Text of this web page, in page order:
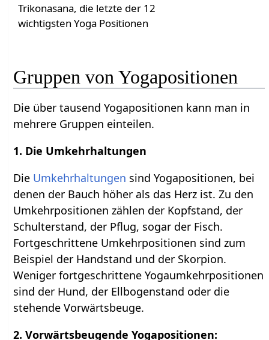
Trikonasana, die letzte der 12
wichtigsten Yoga Positionen
Gruppen von Yogapositionen
Die über tausend Yogapositionen kann man in
mehrere Gruppen einteilen.
1. Die Umkehrhaltungen
Die Umkehrhaltungen sind Yogapositionen, bei
denen der Bauch höher als das Herz ist. Zu den
Umkehrpositionen zählen der Kopfstand, der
Schulterstand, der Pflug, sogar der Fisch.
Fortgeschrittene Umkehrpositionen sind zum
Beispiel der Handstand und der Skorpion.
Weniger fortgeschrittene Yogaumkehrpositionen
sind der Hund, der Ellbogenstand oder die
stehende Vorwärtsbeuge.
2. Vorwärtsbeugende Yogapositionen: